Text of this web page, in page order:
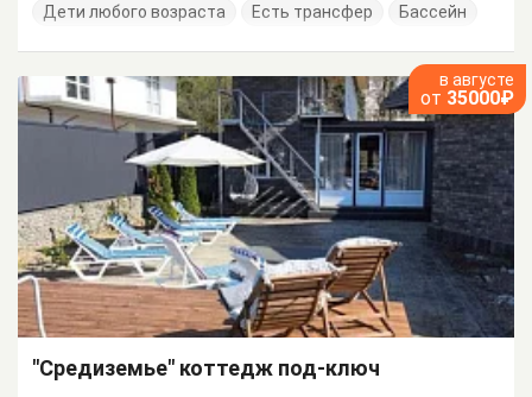
Дети любого возраста
Есть трансфер Бассейн
в августе
от 35000₽
"Средиземье" коттедж под-ключ